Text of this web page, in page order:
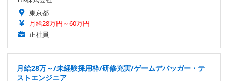
東京都
月給28万円～60万円
正社員
月給28万～/未経験採用枠/研修充実/ゲームデバッガー・テ
ストエンジニア